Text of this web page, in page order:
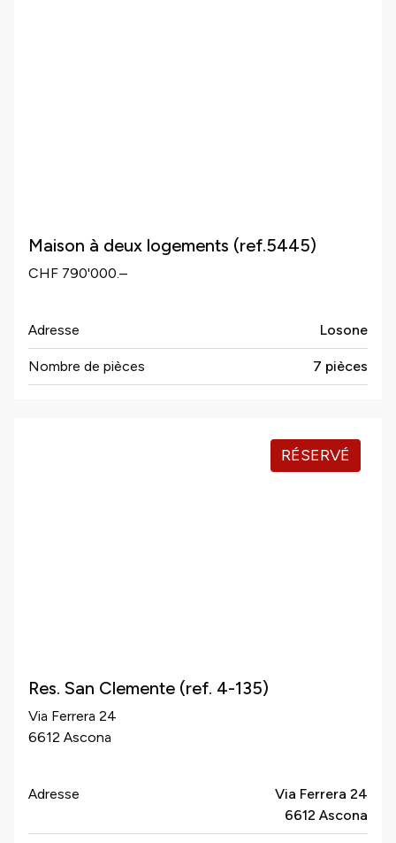
Maison à deux logements (ref.5445)
CHF 790'000.–
Adresse Losone
Nombre de pièces 7 pièces
RÉSERVÉ
Res. San Clemente (ref. 4-135)
Via Ferrera 24
6612 Ascona
Adresse
Via Ferrera 24
6612 Ascona